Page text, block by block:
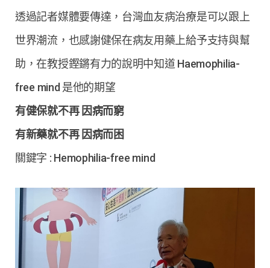
透過記者媒體要傳達，台灣血友病治療是可以跟上
世界潮流，也感謝健保在病友用藥上給予支持與幫
助，在教授鏗鏘有力的說明中知道 Haemophilia-
free mind 是他的期望
有健保就不再 因病而窮
有新藥就不再 因病而困
關鍵字 : Hemophilia-free mind